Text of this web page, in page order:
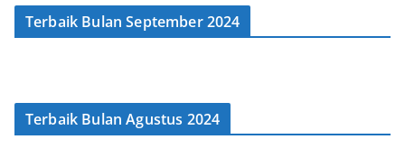
Terbaik Bulan September 2024
Terbaik Bulan Agustus 2024